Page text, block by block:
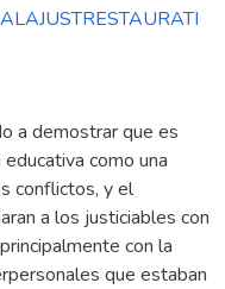
a demostrar que es
como una
conflictos, y el
a los justiciables con
con la
que estaban